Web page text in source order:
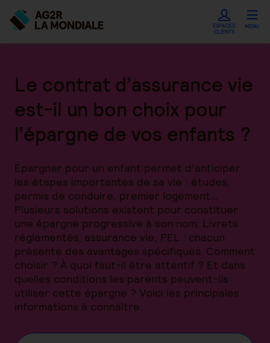
ESPACES
CLIENTS
MENU
Le contrat d’assurance vie
est-il un bon choix pour
l’épargne de vos enfants ?
Épargner pour un enfant permet d’anticiper
les étapes importantes de sa vie : études,
permis de conduire, premier logement…
Plusieurs solutions existent pour constituer
une épargne progressive à son nom. Livrets
réglementés, assurance vie, PEL : chacun
présente des avantages spécifiques. Comment
choisir ? À quoi faut-il être attentif ? Et dans
quelles conditions les parents peuvent-ils
utiliser cette épargne ? Voici les principales
informations à connaître.